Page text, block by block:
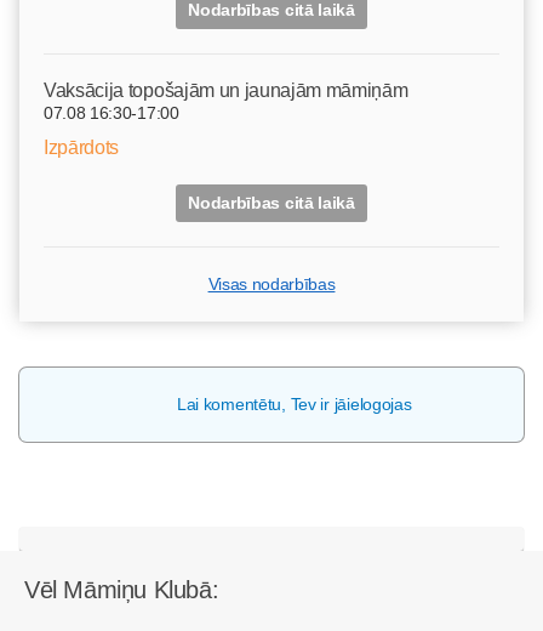
Nodarbības citā laikā
Vaksācija topošajām un jaunajām māmiņām
07.08 16:30-17:00
Izpārdots
Nodarbības citā laikā
Visas nodarbības
Lai komentētu, Tev ir jāielogojas
Vēl Māmiņu Klubā: